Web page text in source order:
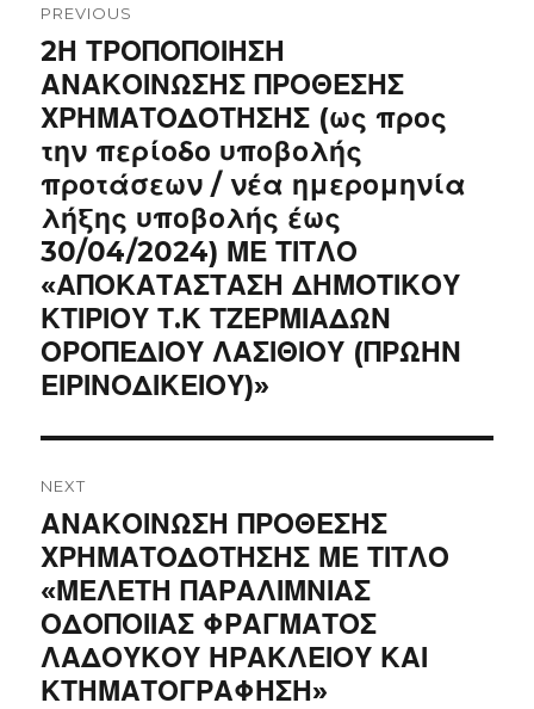
navigation
PREVIOUS
Previous
post:
2Η ΤΡΟΠΟΠΟΙΗΣΗ
ΑΝΑΚΟΙΝΩΣΗΣ ΠΡΟΘΕΣΗΣ
ΧΡΗΜΑΤΟΔΟΤΗΣΗΣ (ως προς
την περίοδο υποβολής
προτάσεων / νέα ημερομηνία
λήξης υποβολής έως
30/04/2024) ΜΕ ΤΙΤΛΟ
«ΑΠΟΚΑΤΑΣΤΑΣΗ ΔΗΜΟΤΙΚΟΥ
ΚΤΙΡΙΟΥ Τ.Κ ΤΖΕΡΜΙΑΔΩΝ
ΟΡΟΠΕΔΙΟΥ ΛΑΣΙΘΙΟΥ (ΠΡΩΗΝ
ΕΙΡΙΝΟΔΙΚΕΙΟΥ)»
NEXT
Next
post:
ΑΝΑΚΟΙΝΩΣΗ ΠΡΟΘΕΣΗΣ
ΧΡΗΜΑΤΟΔΟΤΗΣΗΣ ΜΕ ΤΙΤΛΟ
«ΜΕΛΕΤΗ ΠΑΡΑΛΙΜΝΙΑΣ
ΟΔΟΠΟΙΙΑΣ ΦΡΑΓΜΑΤΟΣ
ΛΑΔΟΥΚΟΥ ΗΡΑΚΛΕΙΟΥ ΚΑΙ
ΚΤΗΜΑΤΟΓΡΑΦΗΣΗ»